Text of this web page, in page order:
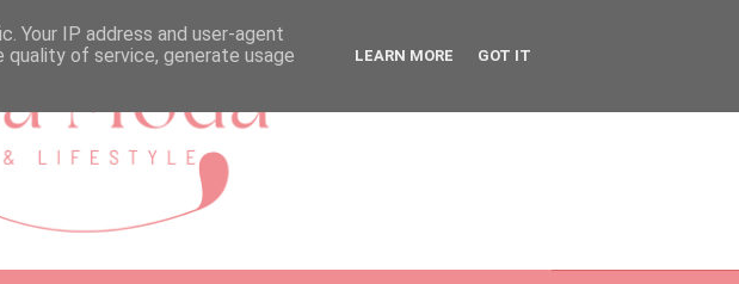
Your IP address and user-agent
of service, generate usage
LEARN MORE GOT IT